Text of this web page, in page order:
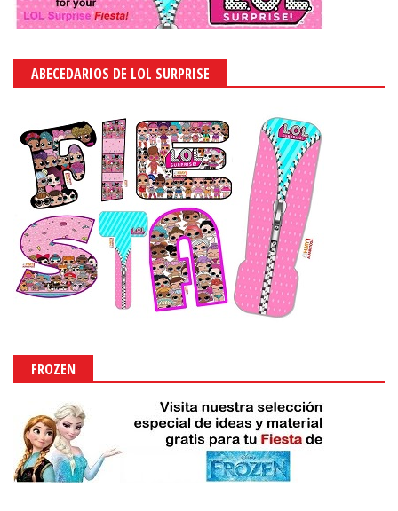
ABECEDARIOS DE LOL SURPRISE
FROZEN